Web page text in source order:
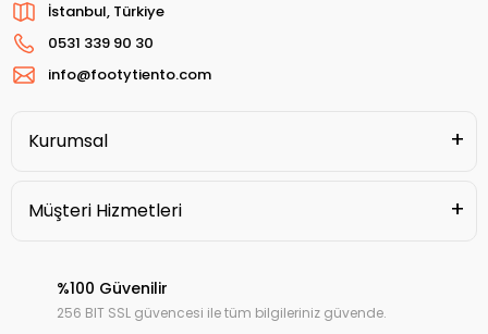
İstanbul, Türkiye
0531 339 90 30
info@footytiento.com
Kurumsal
Müşteri Hizmetleri
%100 Güvenilir
256 BIT SSL güvencesi ile tüm bilgileriniz güvende.